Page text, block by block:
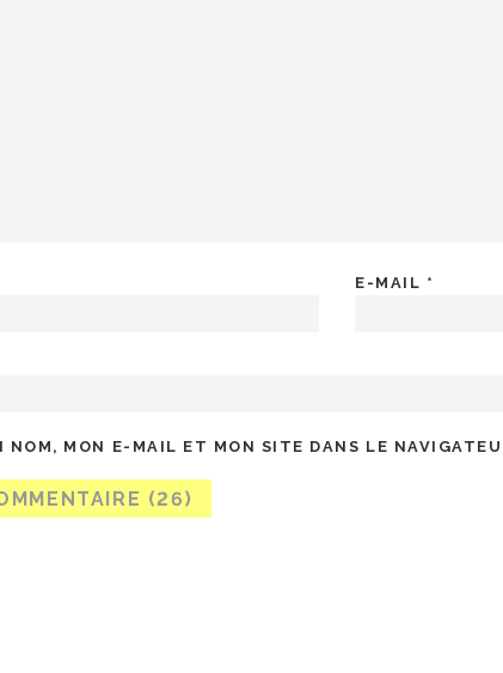
E-MAIL *
NOM, MON E-MAIL ET MON SITE DANS LE